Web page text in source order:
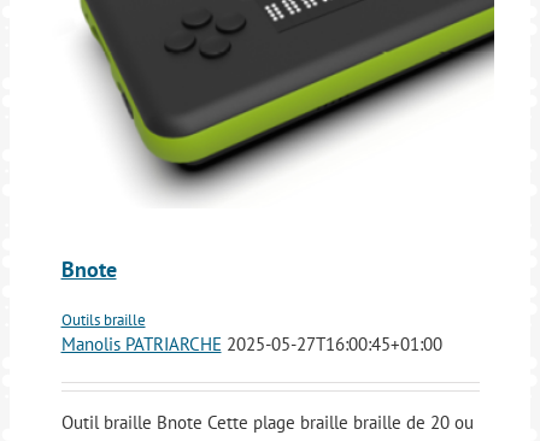
Bnote
Outils braille
Manolis PATRIARCHE 2025-05-27T16:00:45+01:00
Outil braille Bnote Cette plage braille braille de 20 ou